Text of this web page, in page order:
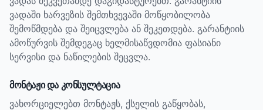
ვადაში ხარვეზის შემთხვევაში მოწყობილობა
შემოწმდება და შეიცვლება ან შეკეთდება. გარანტიის
ამოწურვის შემდეგაც ხელმისაწვდომია ფასიანი
სერვისი და ნაწილების შეცვლა.
მონტაჟი და კონსულტაცია
ვახორციელებთ მონტაჟს, ქსელის გაწყობას,